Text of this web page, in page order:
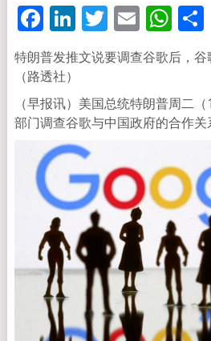
Facebook
LinkedIn
Twitter
Email
特朗普发推文说要调查谷歌后，谷
（路透社）
（早报讯）美国总统特朗普周二
部门调查谷歌与中国政府的合作关